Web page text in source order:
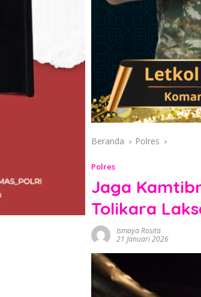
Beranda Polres
Polres
Jaga
Tolikara
Ismaya Rosita
21 Januari 2026